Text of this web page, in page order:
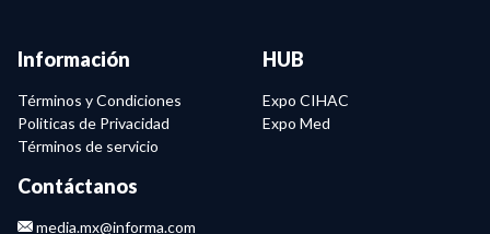
Información
Términos y Condiciones
Politicas de Privacidad
Términos de servicio
HUB
Expo CIHAC
Expo Med
Contáctanos
media.mx@informa.com